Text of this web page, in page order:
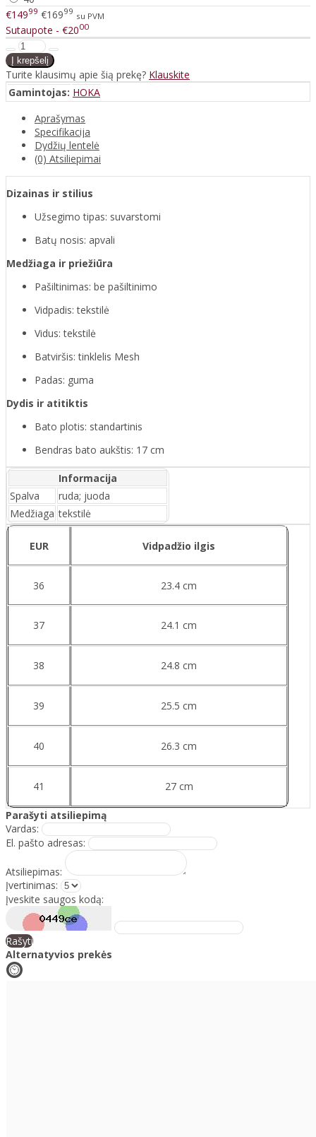
€14999 €16999 su PVM
Sutaupote - €2000
Turite klausimų apie šią prekę? Klauskite
Gamintojas: HOKA
Aprašymas
Specifikacija
Dydžių lentelė
(0) Atsiliepimai
Dizainas ir stilius
Užsegimo tipas: suvarstomi
Batų nosis: apvali
Medžiaga ir priežiūra
Pašiltinimas: be pašiltinimo
Vidpadis: tekstilė
Vidus: tekstilė
Batviršis: tinklelis Mesh
Padas: guma
Dydis ir atitiktis
Bato plotis: standartinis
Bendras bato aukštis: 17 cm
Informacija
Spalva
ruda; juoda
Medžiaga tekstilė
EUR Vidpadžio ilgis
36 23.4 cm
37 24.1 cm
38 24.8 cm
39 25.5 cm
40 26.3 cm
41 27 cm
Parašyti atsiliepimą
Vardas:
El. pašto adresas:
Atsiliepimas:
Įvertinimas:
Įveskite saugos kodą:
Rašyti
Alternatyvios prekės